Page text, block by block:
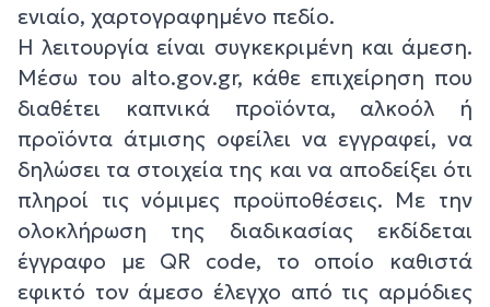
ενιαίο, χαρτογραφημένο πεδίο.
Η λειτουργία είναι συγκεκριμένη και άμεση.
Μέσω του alto.gov.gr, κάθε επιχείρηση που
διαθέτει καπνικά προϊόντα, αλκοόλ ή
προϊόντα άτμισης οφείλει να εγγραφεί, να
δηλώσει τα στοιχεία της και να αποδείξει ότι
πληροί τις νόμιμες προϋποθέσεις. Με την
ολοκλήρωση της διαδικασίας εκδίδεται
έγγραφο με QR code, το οποίο καθιστά
εφικτό τον άμεσο έλεγχο από τις αρμόδιες